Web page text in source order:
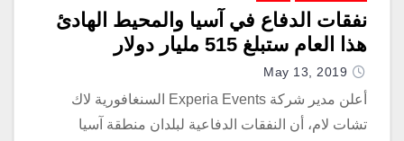
نفقات الدفاع في آسيا والمحيط الهادئ
هذا العام ستبلغ 515 مليار دولار
May 13, 2019
أعلن مدير شركة Experia Events السنغافورية لاك
تشات لام، أن النفقات الدفاعية لبلدان منطقة آسيا